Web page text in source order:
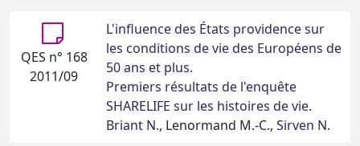
QES n° 168
2011/09
L'influence des États providence sur
les conditions de vie des Européens de
50 ans et plus.
Premiers résultats de l'enquête
SHARELIFE sur les histoires de vie.
Briant N., Lenormand M.-C., Sirven N.